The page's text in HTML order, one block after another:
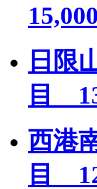
日限
目
西港
目